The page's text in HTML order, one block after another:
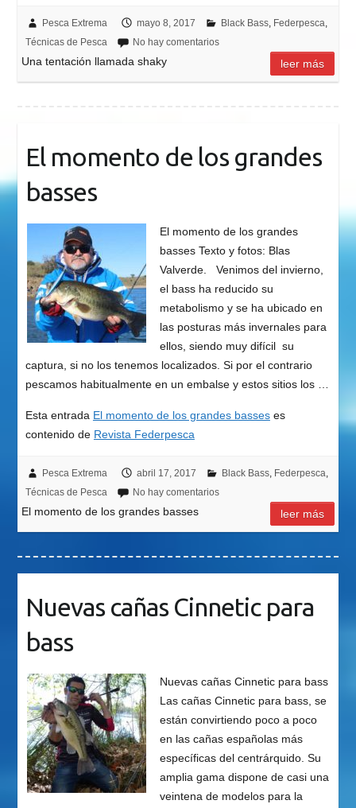
Pesca Extrema mayo 8, 2017 Black Bass, Federpesca,
Técnicas de Pesca
No hay comentarios
Una tentación llamada shaky leer más
El momento de los grandes
basses
El momento de los grandes
basses Texto y fotos: Blas
Valverde. Venimos del invierno,
el bass ha reducido su
metabolismo y se ha ubicado en
las posturas más invernales para
ellos, siendo muy difícil su
captura, si no los tenemos localizados. Si por el contrario
pescamos habitualmente en un embalse y estos sitios los …
Esta entrada El momento de los grandes basseses
contenido de Revista Federpesca
Pesca Extrema abril 17, 2017 Black Bass, Federpesca,
Técnicas de Pesca
No hay comentarios
El momento de los grandes basses leer más
Nuevas cañas Cinnetic para
bass
Nuevas cañas Cinnetic para bass
Las cañas Cinnetic para bass, se
están convirtiendo poco a poco
en las cañas españolas más
específicas del centrárquido. Su
amplia gama dispone de casi una
veintena de modelos para la